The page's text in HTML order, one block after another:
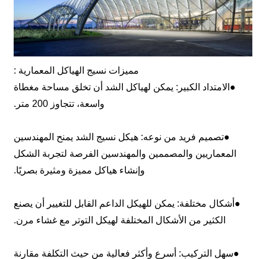
مميزات نسيج الهياكل المعمارية :
●الامتداد الكبير: يمكن لهياكل الشد أن تخلق مساحة مغطاة
واسعة، تتجاوز 200 متر.
●تصميم فريد من نوعه: هيكل نسيج الشد يمنح المهندسين
المعماريين والمصممين والمهندسين الفرصة لتجربة الشكل
وإنشاء هياكل مميزة ومثيرة بصريًا.
●أشكال مختلفة: يمكن للهيكل الداعم القابل للتغيير أن يصنع
الكثير من الأشكال المختلفة لهيكل التوتر مع غشاء مرن.
●سهل التركيب: أسرع وأكثر فعالية من حيث التكلفة مقارنة